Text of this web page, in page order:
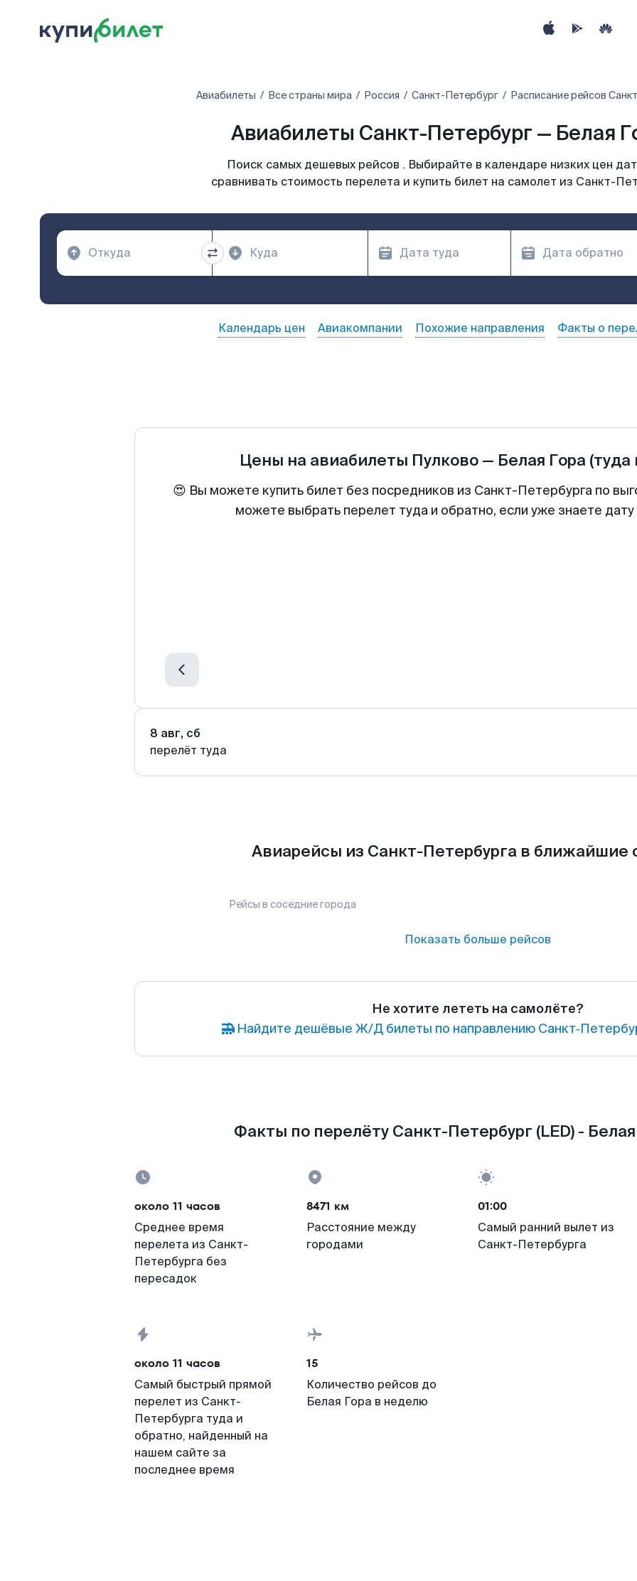
Авиабилеты Все страны мира Россия Санкт-Петербург Расписание рейсов
Авиабилеты Санкт-Петербург — Белая
Поиск самых дешевых рейсов . Выбирайте в календаре низких цен
сравнивать стоимость перелета и купить билет на самолет из Санкт-
Календарь цен Авиакомпании Похожие направления Факты о
Цены на авиабилеты Пулково— Белая Гора (туда
😍 Вы можете купить билет без посредников из Санкт-Петербурга по
можете выбрать перелет туда и обратно, если уже знаете
8 авг, сб
перелёт туда
Авиарейсы из Санкт-Петербурга в ближайшие
Рейсы в соседние города
Показать больше рейсов
Не хотите лететь на самолёте?
Найдите дешёвые Ж/Д билеты по направлению
Факты по перелёту Санкт-Петербург (LED) - Белая
около 11 часов
Среднее время
перелета из Санкт-
Петербурга без
пересадок
8471 км
Расстояние между
городами
01:00
Самый ранний вылет из
Санкт-Петербурга
около 11 часов
Самый быстрый прямой
перелет из Санкт-
Петербурга туда и
обратно, найденный на
нашем сайте за
последнее время
15
Количество рейсов до
Белая Гора в неделю